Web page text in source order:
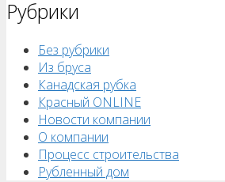
Рубрики
Без рубрики
Из бруса
Канадская рубка
Красный ONLINE
Новости компании
О компании
Процесс строительства
Рубленный дом